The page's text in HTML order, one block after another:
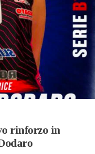
rinforzo in